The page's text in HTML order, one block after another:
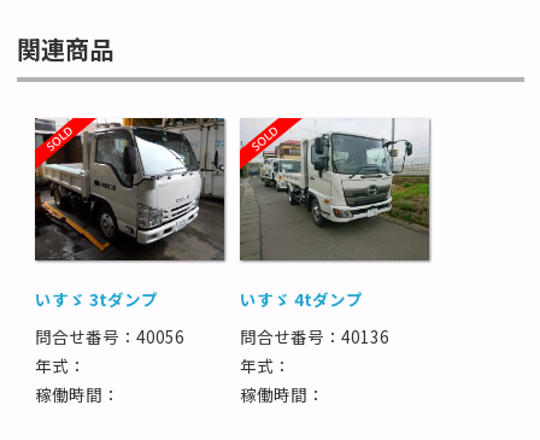
関連商品
いすゞ 3tダンプ
問合せ番号：40056
年式：
稼働時間：
いすゞ 4tダンプ
問合せ番号：40136
年式：
稼働時間：